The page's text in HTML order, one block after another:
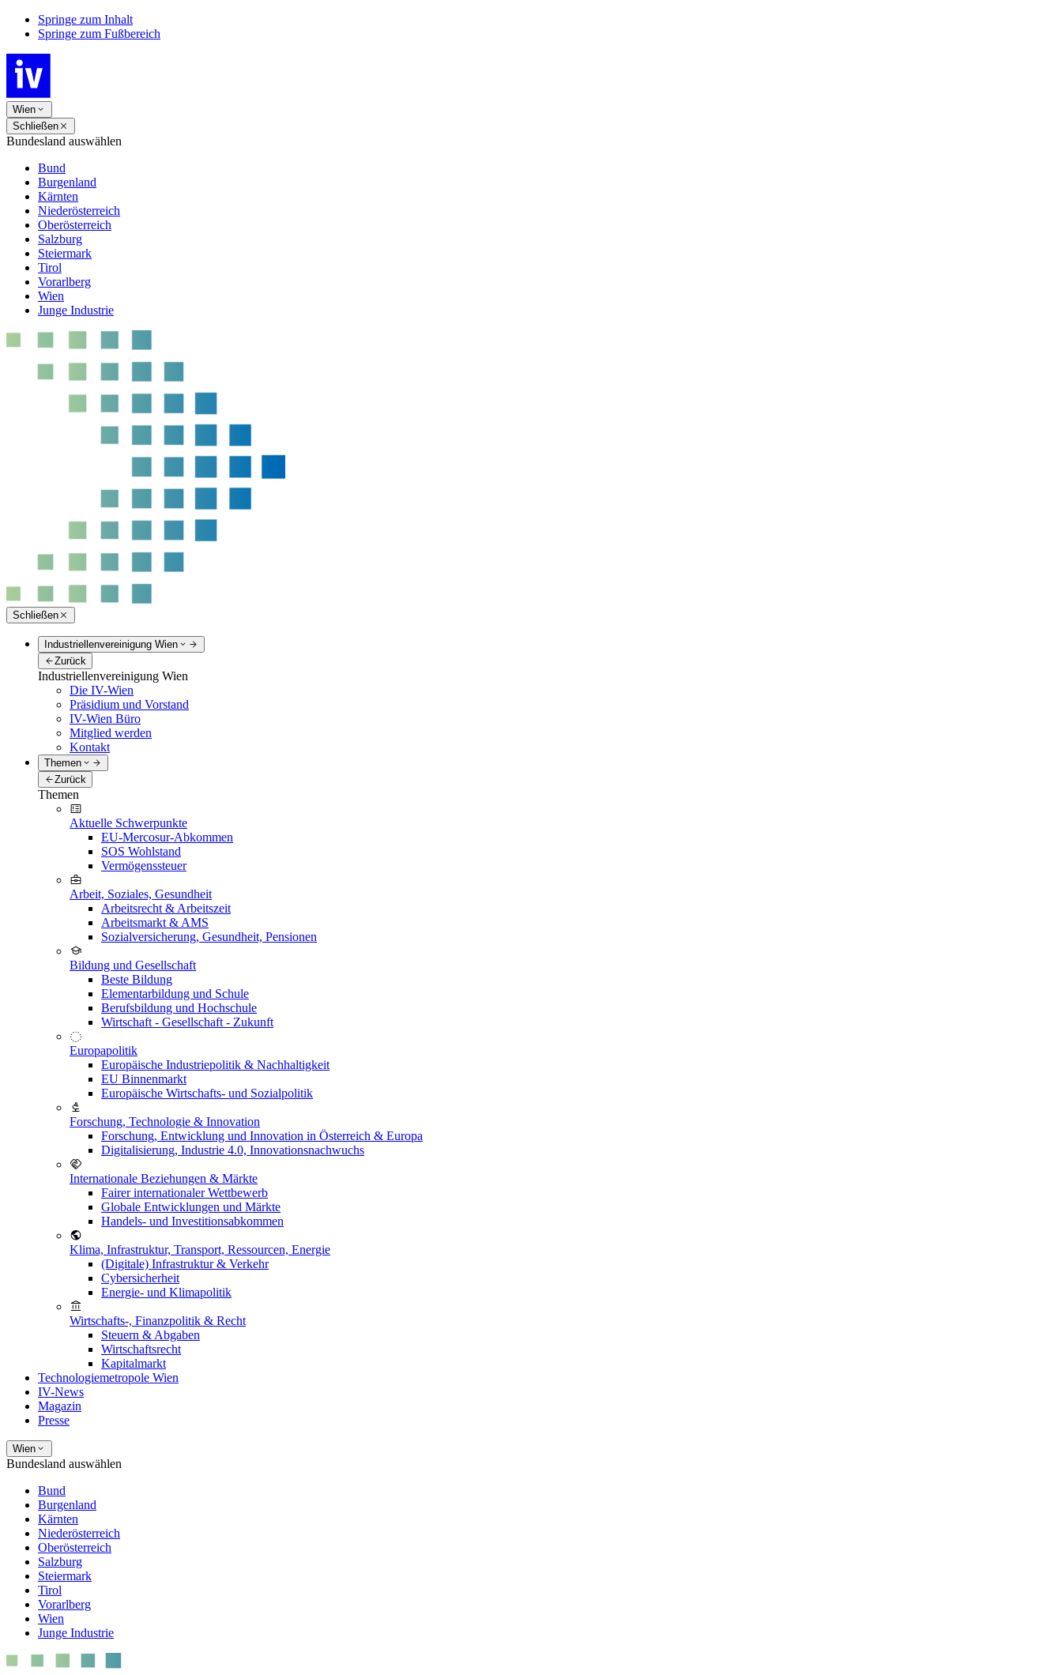
Springe zum Inhalt
Springe zum Fußbereich
Wien
Schließen
Bundesland auswählen
Bund
Burgenland
Kärnten
Niederösterreich
Oberösterreich
Salzburg
Steiermark
Tirol
Vorarlberg
Wien
Junge Industrie
Schließen
Industriellenvereinigung Wien
Zurück
Industriellenvereinigung Wien
Die IV-Wien
Präsidium und Vorstand
IV-Wien Büro
Mitglied werden
Kontakt
Themen
Zurück
Themen
Aktuelle Schwerpunkte
EU-Mercosur-Abkommen
SOS Wohlstand
Vermögenssteuer
Arbeit, Soziales, Gesundheit
Arbeitsrecht & Arbeitszeit
Arbeitsmarkt & AMS
Sozialversicherung, Gesundheit, Pensionen
Bildung und Gesellschaft
Beste Bildung
Elementarbildung und Schule
Berufsbildung und Hochschule
Wirtschaft - Gesellschaft - Zukunft
Europapolitik
Europäische Industriepolitik & Nachhaltigkeit
EU Binnenmarkt
Europäische Wirtschafts- und Sozialpolitik
Forschung, Technologie & Innovation
Forschung, Entwicklung und Innovation in Österreich & Europa
Digitalisierung, Industrie 4.0, Innovationsnachwuchs
Internationale Beziehungen & Märkte
Fairer internationaler Wettbewerb
Globale Entwicklungen und Märkte
Handels- und Investitionsabkommen
Klima, Infrastruktur, Transport, Ressourcen, Energie
(Digitale) Infrastruktur & Verkehr
Cybersicherheit
Energie- und Klimapolitik
Wirtschafts-, Finanzpolitik & Recht
Steuern & Abgaben
Wirtschaftsrecht
Kapitalmarkt
Technologiemetropole Wien
IV-News
Magazin
Presse
Wien
Bundesland auswählen
Bund
Burgenland
Kärnten
Niederösterreich
Oberösterreich
Salzburg
Steiermark
Tirol
Vorarlberg
Wien
Junge Industrie